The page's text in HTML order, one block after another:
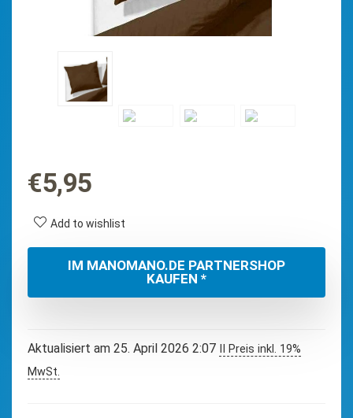
€5,95
Add to wishlist
IM MANOMANO.DE PARTNERSHOP
KAUFEN *
Aktualisiert am 25. April 2026 2:07 II Preis inkl. 19%
MwSt.